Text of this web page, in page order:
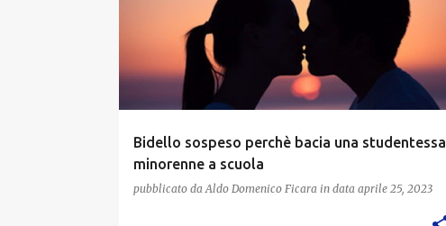
Bidello sospeso perchè bacia una studentessa
minorenne a scuola
pubblicato da Aldo Domenico Ficara in data aprile 25, 2023